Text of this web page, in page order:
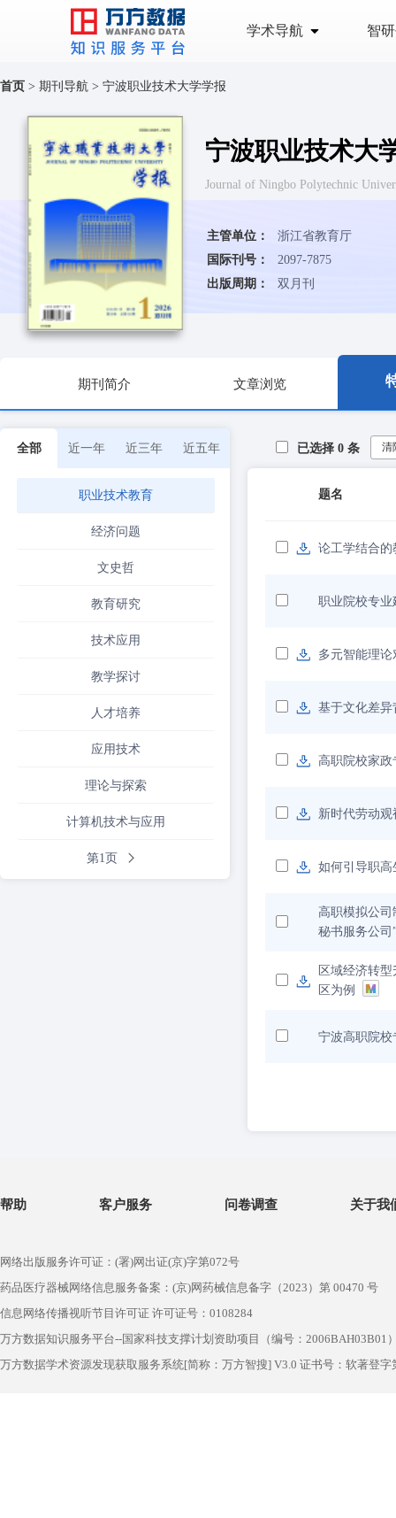
学术导航 智
首页 > 期刊导航 > 宁波职业技术大学学报
宁波职业技术大
Journal of Ningbo Polytechnic
主管单位：
浙江省教育厅
国际刊号：
2097-7875
出版周期：
双月刊
期刊简介 文章浏览
全部 近一年 近三年 近五年
职业技术教育
经济问题
文史哲
教育研究
技术应用
教学探讨
人才培养
应用技术
理论与探索
计算机技术与应用
第1页
已选择 0 条 清
题名
论工学结合
职业院校专
多元智能理
基于文化差
高职院校家
新时代劳动
如何引导职
高职模拟公
秘书服务公司
区域经济转
区为例
宁波高职院
帮助 客户服务 问卷调查 关于我
网络出版服务许可证：(署)网出证(京)字第072号
药品医疗器械网络信息服务备案：(京)网药械信息备字（2023）第 00470 号
信息网络传播视听节目许可证 许可证号：0108284
万方数据知识服务平台--国家科技支撑计划资助项目（编号：2006BAH03B01
万方数据学术资源发现获取服务系统[简称：万方智搜] V3.0 证书号：软著登字